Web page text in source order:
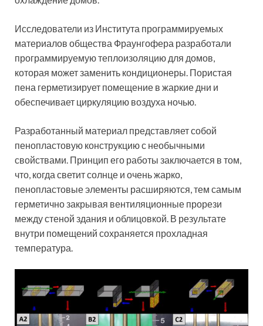
Исследователи из Института программируемых
материалов общества Фраунгофера разработали
программируемую теплоизоляцию для домов,
которая может заменить кондиционеры. Пористая
пена герметизирует помещение в жаркие дни и
обеспечивает циркуляцию воздуха ночью.
Разработанный материал представляет собой
пенопластовую конструкцию с необычными
свойствами. Принцип его работы заключается в том,
что, когда светит солнце и очень жарко,
пенопластовые элементы расширяются, тем самым
герметично закрывая вентиляционные прорези
между стеной здания и облицовкой. В результате
внутри помещений сохраняется прохладная
температура.